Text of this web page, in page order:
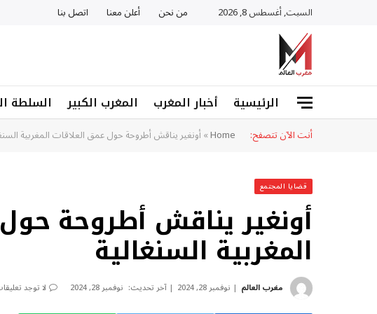
السبت, أغسطس 8, 2026 من نحن أعلن معنا اتصل بنا
الرئيسية أخبار المغرب المغرب الكبير السلطة
أنت الآن تتصفح: Home
»أونغير يناقش أطروحة حول عمق العلاقات المغربية
قضايا المجتمع
أونغير يناقش أطروحة
المغربية السنغالية
مغرب العالم نوفمبر 28, 2024 آخر تحديث: نوفمبر 28, 2024 لا توجد